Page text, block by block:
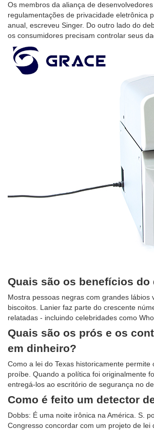
Os membros da aliança de
regulamentações de privacidade eletrônica
anual, escreveu Singer. Do outro lado do
os consumidores precisam controlar seus
Quais são os benefícios
Mostra pessoas negras com grandes
biscoitos. Lanier faz parte do crescente
relatadas - incluindo celebridades como
Quais são os prós e os
em dinheiro?
Como a lei do Texas historicamente
proíbe. Quando a política foi originalmente
entregá-los ao escritório de segurança no
Como é feito um detector
Dobbs: É uma noite irônica na América. S.
Congresso concordar com um projeto de